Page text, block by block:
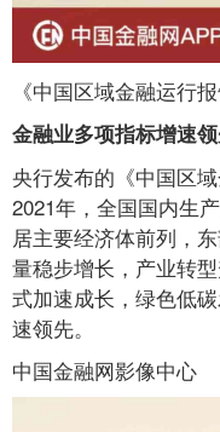
《中国区域金融运行
金融业多项指标增速
央行发布的《中国区
2021年，全国国内生
居主要经济体前列，
量稳步增长，产业转
式加速成长，绿色低
速领先。
中国金融网影像中心